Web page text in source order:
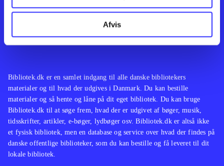
Afvis Feedback
Bibliotek.dk er en samlet indgang til alle danske bibliotekers
materialer og til hvad der udgives i Danmark. Du kan bestille
materialer og så hente og låne på dit eget bibliotek. Du kan bruge
Bibliotek.dk til at søge frem, hvad der er udgivet af bøger, musik,
tidsskrifter, artikler, e-bøger, lydbøger osv. Bibliotek.dk er altså ikke
et fysisk bibliotek, men en database og service over hvad der findes på
danske offentlige biblioteker, som du kan bestille og få leveret til dit
lokale bibliotek.
English
Noder